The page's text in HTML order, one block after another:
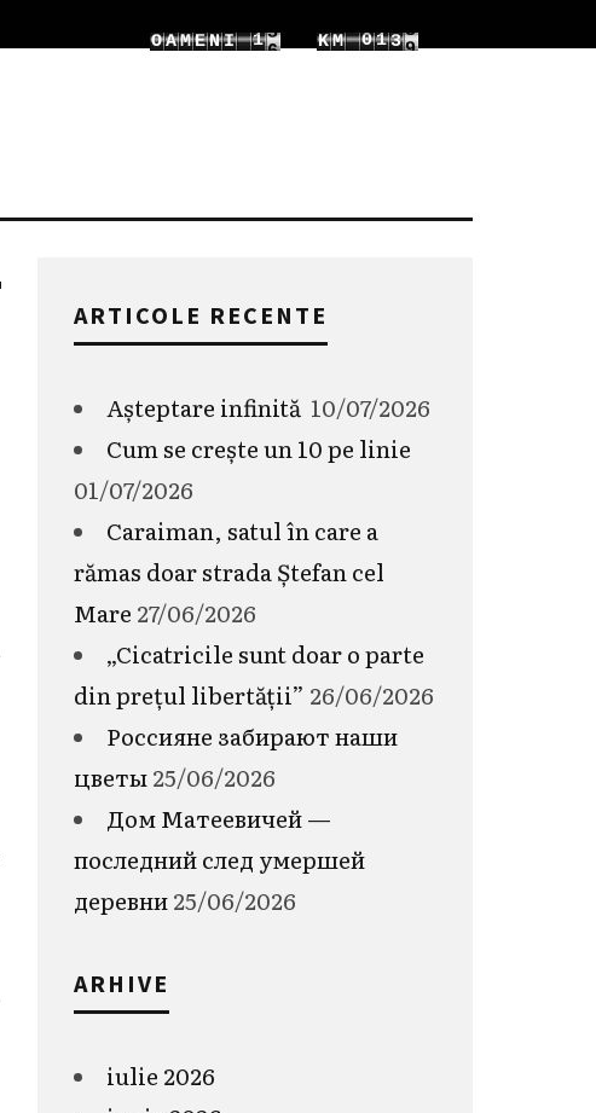
OAMENI
1
8
7 KM
0156
7
ARTICOLE RECENTE
Așteptare infinită 10/07/2026
Cum se crește un 10 pe linie
01/07/2026
Caraiman, satul în care a
rămas doar strada Ștefan cel
Mare 27/06/2026
„Cicatricile sunt doar o parte
din prețul libertății” 26/06/2026
Россияне забирают наши
цветы25/06/2026
Дом Матеевичей —
последний след умершей
деревни25/06/2026
ARHIVE
iulie 2026